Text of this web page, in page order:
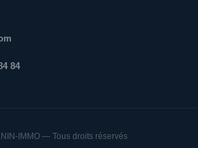
84
IMMO — Tous droits réservés